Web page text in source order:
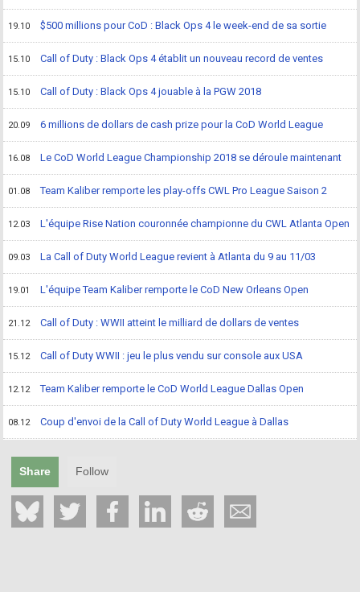
19.10 $500 millions pour CoD : Black Ops 4 le week-end de sa sortie
15.10 Call of Duty : Black Ops 4 établit un nouveau record de ventes
15.10 Call of Duty : Black Ops 4 jouable à la PGW 2018
20.09 6 millions de dollars de cash prize pour la CoD World League
16.08 Le CoD World League Championship 2018 se déroule maintenant
01.08 Team Kaliber remporte les play-offs CWL Pro League Saison 2
12.03 L'équipe Rise Nation couronnée championne du CWL Atlanta Open
09.03 La Call of Duty World League revient à Atlanta du 9 au 11/03
19.01 L'équipe Team Kaliber remporte le CoD New Orleans Open
21.12 Call of Duty : WWII atteint le milliard de dollars de ventes
15.12 Call of Duty WWII : jeu le plus vendu sur console aux USA
12.12 Team Kaliber remporte le CoD World League Dallas Open
08.12 Coup d'envoi de la Call of Duty World League à Dallas
Share Follow